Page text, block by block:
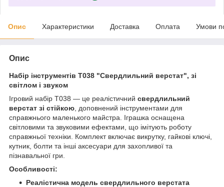
Опис Характеристики Доставка Оплата Умови
Опис
Набір інструментів T038 "Свердлильний верстат", зі
світлом і звуком
Ігровий набір T038 — це реалістичний свердлильний
верстат зі стійкою , доповнений інструментами для
справжнього маленького майстра. Іграшка оснащена
світловими та звуковими ефектами, що імітують роботу
справжньої техніки. Комплект включає викрутку, гайкові ключі,
кутник, болти та інші аксесуари для захопливої та
пізнавальної гри.
Особливості:
Реалістична модель свердлильного верстата